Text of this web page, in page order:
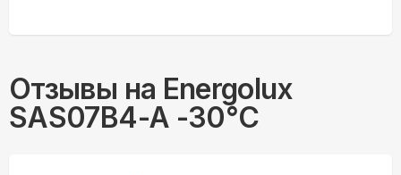
Отзывы на Energolux
SAS07B4-A -30°С